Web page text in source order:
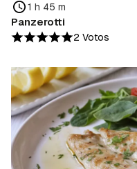
1 h 45 m
Panzerotti
2 Votos